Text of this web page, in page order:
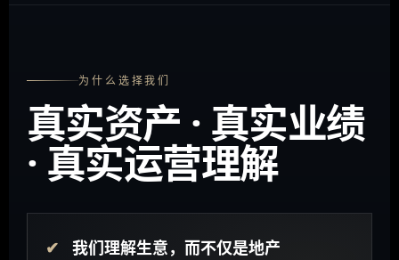
为什么选择我们
真实资产 · 真实业绩
· 真实运营理解
我们理解生意，而不仅是地产